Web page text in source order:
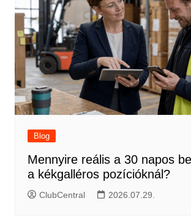
Blog
Mennyire reális a 30 napos
a kékgalléros pozícióknál?
ClubCentral 2026.07.29.